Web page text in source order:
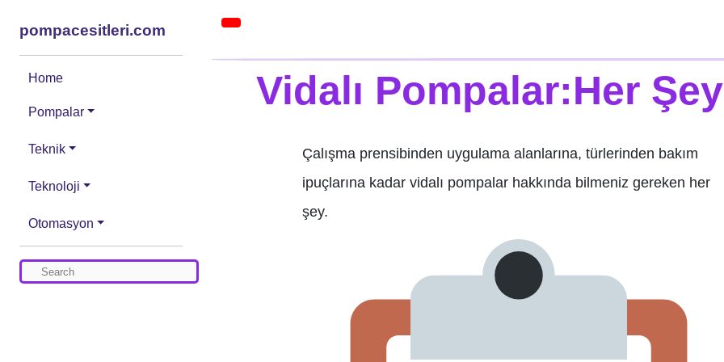
pompacesitleri.com
Home
Pompalar
Teknik
Teknoloji
Otomasyon
Vidalı Pompalar:Her
Çalışma prensibinden uygulama alanlarına, türlerinden bakım
ipuçlarına kadar vidalı pompalar hakkında bilmeniz gereken her
şey.